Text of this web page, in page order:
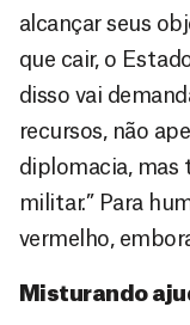
alcançar seus
que cair, o
disso vai
recursos, não
diplomacia, mas
militar.” Para
vermelho,
Misturando